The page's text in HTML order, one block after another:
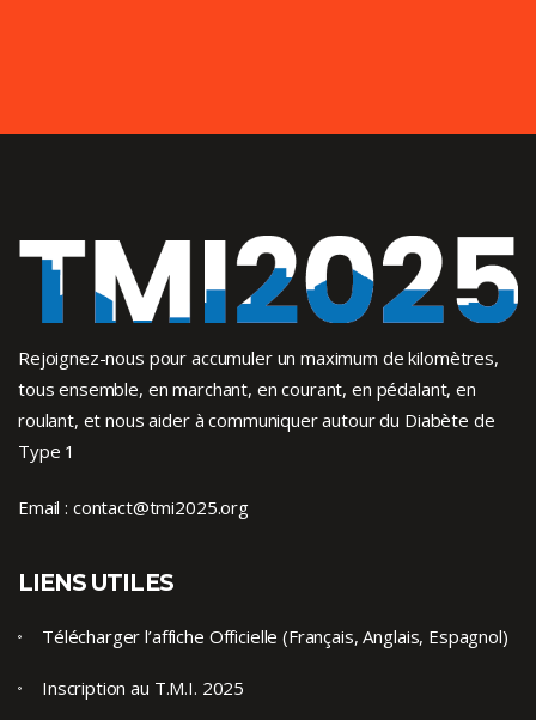
Rejoignez-nous pour accumuler un maximum de kilomètres,
tous ensemble, en marchant, en courant, en pédalant, en
roulant, et nous aider à communiquer autour du Diabète de
Type 1
Email : contact@tmi2025.org
LIENS UTILES
Télécharger l’affiche Officielle (Français, Anglais, Espagnol)
Inscription au T.M.I. 2025